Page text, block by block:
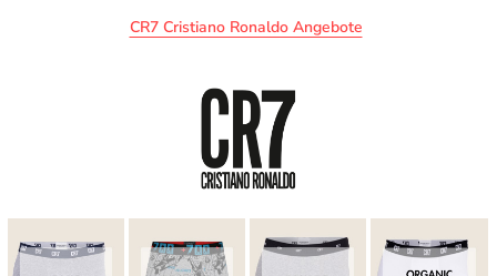
CR7 Cristiano Ronaldo Angebote